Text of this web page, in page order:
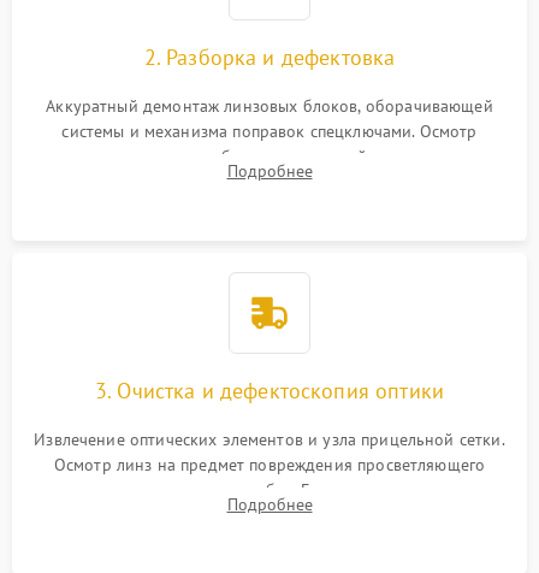
2. Разборка и дефектовка
Аккуратный демонтаж линзовых блоков, оборачивающей
системы и механизма поправок спецключами. Осмотр
внутренних резьбовых соединений, пружин и
уплотнительных колец. Поиск причин люфта, смещения
Подробнее
3. Очистка и дефектоскопия оптики
Извлечение оптических элементов и узла прицельной сетки.
Осмотр линз на предмет повреждения просветляющего
покрытия или появления грибка. Бережная очистка стекол
спецрастворами. Проверка целостности гравированной
Подробнее